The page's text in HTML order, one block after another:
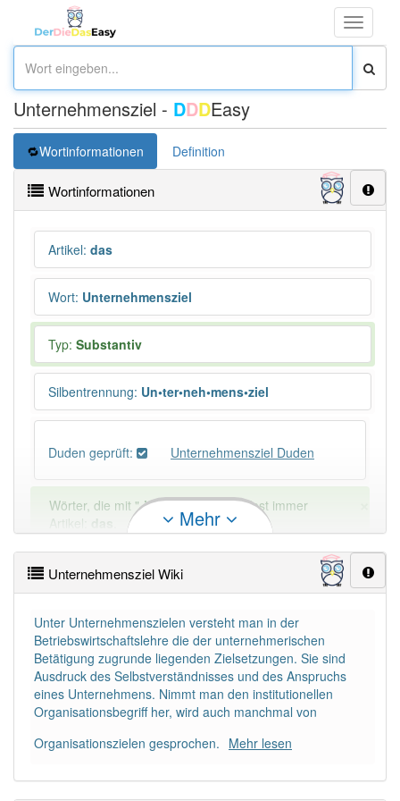
Toggle
Unternehmensziel - DDDEasy
Wortinformationen Definition
Wortinformationen
Artikel: das
Wort: Unternehmensziel
Typ: Substantiv
Silbentrennung: Un•ter•neh•mens•ziel
Duden geprüft: Unternehmensziel Duden
Wörter, die mit "-iel" enden, haben fast immer
Artikel:
das
Beispiele
DIE:0
DAS:346
PowerIndex:5
Mehr
Unternehmensziel Wiki
Unter Unternehmenszielen versteht man in der
Betriebswirtschaftslehre die der unternehmerischen
Betätigung zugrunde liegenden Zielsetzungen. Sie sind
Ausdruck des Selbstverständnisses und des Anspruchs
eines Unternehmens. Nimmt man den institutionellen
Organisationsbegriff her, wird auch manchmal von
Organisationszielen gesprochen. Mehr lesen